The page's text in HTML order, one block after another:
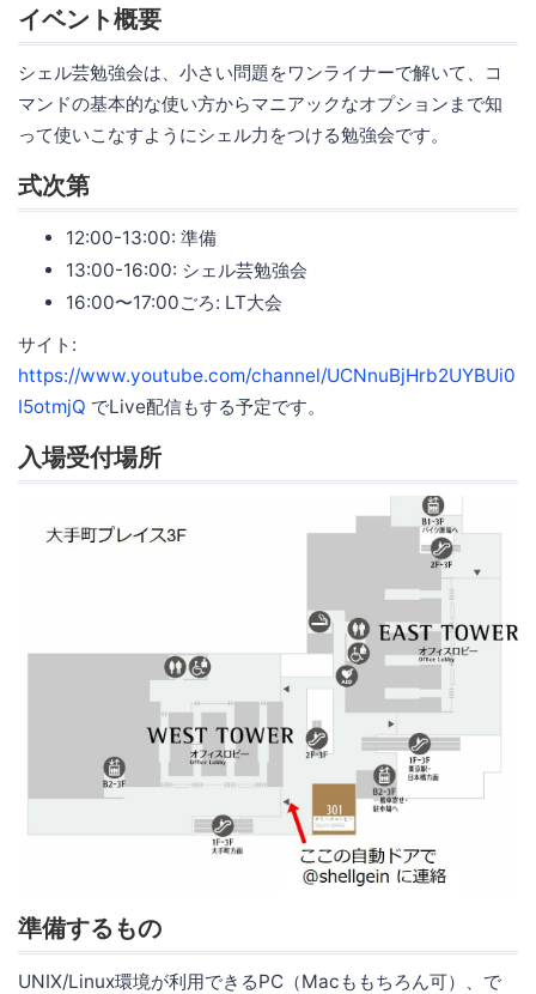
イベント概要
シェル芸勉強会は、小さい問題をワンライナーで解いて、コ
マンドの基本的な使い方からマニアックなオプションまで知
って使いこなすようにシェル力をつける勉強会です。
式次第
12:00-13:00: 準備
13:00-16:00: シェル芸勉強会
16:00〜17:00ごろ: LT大会
サイト:
https://www.youtube.com/channel/UCNnuBjHrb2UYBUi0
I5otmjQ でLive配信もする予定です。
入場受付場所
準備するもの
UNIX/Linux環境が利用できるPC（Macももちろん可）、で